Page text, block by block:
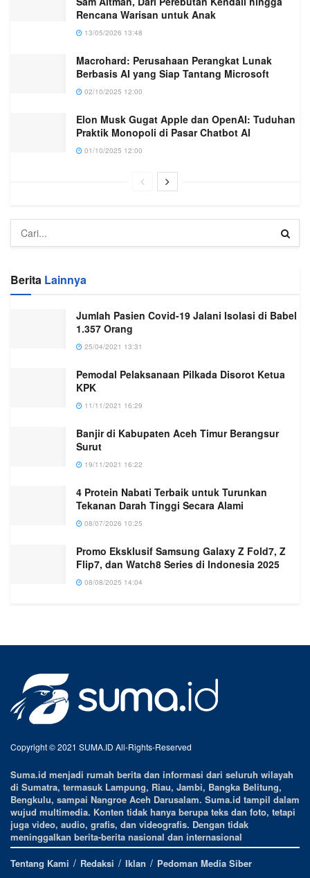
Rencana Warisan untuk Anak
13/05/2026 13:48
Macrohard: Perusahaan Perangkat Lunak
Berbasis AI yang Siap Tantang Microsoft
02/10/2025 12:00
Elon Musk Gugat Apple dan OpenAI: Tuduhan
Praktik Monopoli di Pasar Chatbot AI
01/10/2025 12:00
Berita Lainnya
Jumlah Pasien Covid-19 Jalani Isolasi di Babel
1.357 Orang
25/04/2021 13:31
Pemodal Pelaksanaan Pilkada Disorot Ketua
KPK
11/11/2021 16:29
Banjir di Kabupaten Aceh Timur Berangsur
Surut
19/11/2021 16:22
4 Protein Nabati Terbaik untuk Turunkan
Tekanan Darah Tinggi Secara Alami
08/07/2026 10:25
Promo Eksklusif Samsung Galaxy Z Fold7, Z
Flip7, dan Watch8 Series di Indonesia 2025
08/08/2025 14:04
Copyright © 2021 SUMA.ID All-Rights-Reserved
Suma.id menjadi rumah berita dan informasi dari seluruh wilayah
di Sumatra, termasuk Lampung, Riau, Jambi, Bangka Belitung,
Bengkulu, sampai Nangroe Aceh Darusalam. Suma.id tampil dalam
wujud multimedia. Konten tidak hanya berupa teks dan foto, tetapi
juga video, audio, grafis, dan videografis. Dengan tidak
meninggalkan berita-berita nasional dan internasional
Tentang Kami
Redaksi Iklan Pedoman Media Siber